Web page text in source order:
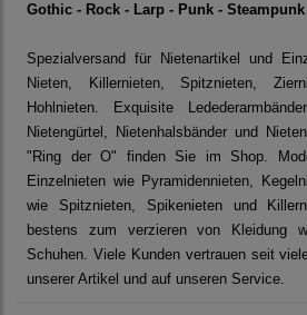
Gothic - Rock - Larp - Punk -
Spezialversand für Nietenartikel und
Nieten, Killernieten, Spitznieten,
Hohlnieten. Exquisite
Nietengürtel, Nietenhalsbänder und
"Ring der O" finden Sie im Shop.
Einzelnieten wie Pyramidennieten,
wie Spitznieten, Spikenieten und
bestens zum verzieren von Kleidung
Schuhen. Viele Kunden vertrauen seit
unserer Artikel und auf unseren Service.